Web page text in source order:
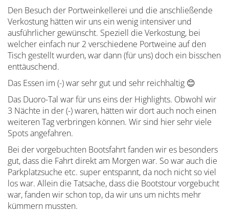
Den Besuch der Portweinkellerei und die anschließende
Verkostung hätten wir uns ein wenig intensiver und
ausführlicher gewünscht. Speziell die Verkostung, bei
welcher einfach nur 2 verschiedene Portweine auf den
Tisch gestellt wurden, war dann (für uns) doch ein bisschen
enttäuschend.
Das Essen im (-) war sehr gut und sehr reichhaltig 😊
Das Duoro-Tal war für uns eins der Highlights. Obwohl wir
3 Nächte in der (-) waren, hätten wir dort auch noch einen
weiteren Tag verbringen können. Wir sind hier sehr viele
Spots angefahren.
Bei der vorgebuchten Bootsfahrt fanden wir es besonders
gut, dass die Fahrt direkt am Morgen war. So war auch die
Parkplatzsuche etc. super entspannt, da noch nicht so viel
los war. Allein die Tatsache, dass die Bootstour vorgebucht
war, fanden wir schon top, da wir uns um nichts mehr
kümmern mussten.